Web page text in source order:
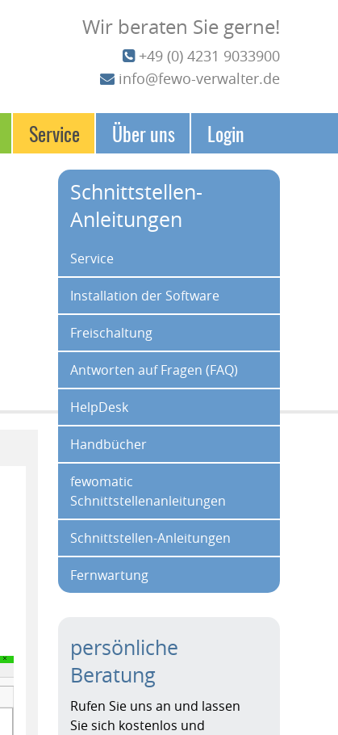
Wir beraten Sie gerne!
+49 (0) 4231 9033900
info@fewo-verwalter.de
Service Über uns Login
Schnittstellen-
Anleitungen
Navigation überspringen
Service
Installation der Software
Freischaltung
Antworten auf Fragen (FAQ)
HelpDesk
Handbücher
fewomatic
Schnittstellenanleitungen
Schnittstellen-Anleitungen
Fernwartung
persönliche
Beratung
Rufen Sie uns an und lassen
Sie sich kostenlos und